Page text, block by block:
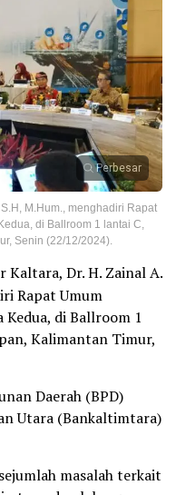
Perbesar
M.Hum., menghadiri Rapat
di Ballroom 1 lantai C,
Senin (22/12/2024).
Kaltara, Dr. H. Zainal A.
Rapat Umum
Kedua, di Ballroom 1
Kalimantan Timur,
Daerah (BPD)
Utara (Bankaltimtara)
masalah terkait